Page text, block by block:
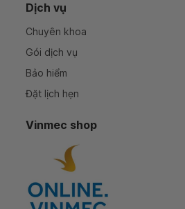
Dịch vụ
Chuyên khoa
Gói dịch vụ
Bảo hiểm
Đặt lịch hẹn
Vinmec shop